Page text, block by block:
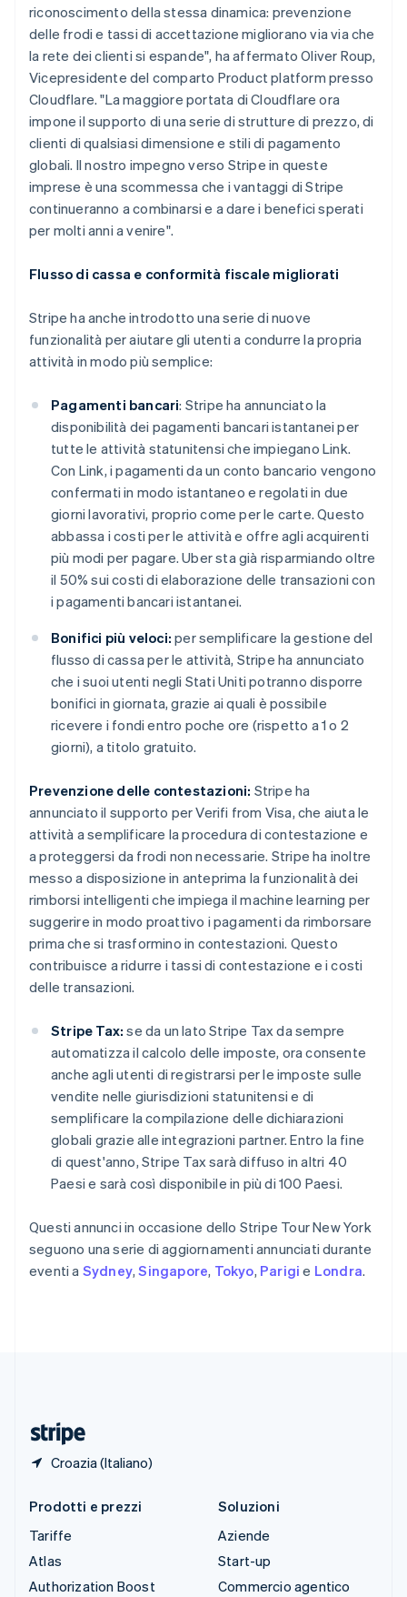
riconoscimento della stessa dinamica: prevenzione
delle frodi e tassi di accettazione migliorano via via che
la rete dei clienti si espande", ha affermato Oliver Roup,
Vicepresidente del comparto Product platform presso
Cloudflare. "La maggiore portata di Cloudflare ora
impone il supporto di una serie di strutture di prezzo, di
clienti di qualsiasi dimensione e stili di pagamento
globali. Il nostro impegno verso Stripe in queste
imprese è una scommessa che i vantaggi di Stripe
continueranno a combinarsi e a dare i benefici sperati
per molti anni a venire".
Flusso di cassa e conformità fiscale migliorati
Stripe ha anche introdotto una serie di nuove
funzionalità per aiutare gli utenti a condurre la propria
attività in modo più semplice:
Pagamenti bancari: Stripe ha annunciato la
disponibilità dei pagamenti bancari istantanei per
tutte le attività statunitensi che impiegano Link.
Con Link, i pagamenti da un conto bancario vengono
confermati in modo istantaneo e regolati in due
giorni lavorativi, proprio come per le carte. Questo
abbassa i costi per le attività e offre agli acquirenti
più modi per pagare. Uber sta già risparmiando oltre
il 50% sui costi di elaborazione delle transazioni con
i pagamenti bancari istantanei.
Bonifici più veloci: per semplificare la gestione del
flusso di cassa per le attività, Stripe ha annunciato
che i suoi utenti negli Stati Uniti potranno disporre
bonifici in giornata, grazie ai quali è possibile
ricevere i fondi entro poche ore (rispetto a 1 o 2
giorni), a titolo gratuito.
Prevenzione delle contestazioni: Stripe ha
annunciato il supporto per Verifi from Visa, che aiuta le
attività a semplificare la procedura di contestazione e
a proteggersi da frodi non necessarie. Stripe ha inoltre
messo a disposizione in anteprima la funzionalità dei
rimborsi intelligenti che impiega il machine learning per
suggerire in modo proattivo i pagamenti da rimborsare
prima che si trasformino in contestazioni. Questo
contribuisce a ridurre i tassi di contestazione e i costi
delle transazioni.
Stripe Tax: se da un lato Stripe Tax da sempre
automatizza il calcolo delle imposte, ora consente
anche agli utenti di registrarsi per le imposte sulle
vendite nelle giurisdizioni statunitensi e di
semplificare la compilazione delle dichiarazioni
globali grazie alle integrazioni partner. Entro la fine
di quest'anno, Stripe Tax sarà diffuso in altri 40
Paesi e sarà così disponibile in più di 100 Paesi.
Questi annunci in occasione dello Stripe Tour New York
seguono una serie di aggiornamenti annunciati durante
eventi a Sydney,Singapore, Tokyo, Parigi e Londra.
Croazia (Italiano)
English
Croazia
English Italiano
Danimarca
English
Emirati Arabi Uniti
English
Estonia
English
Finlandia
EnglishSvenska
Francia
Français English
DeutschEnglish
日本語 English
Gibilterra
English
Grecia
India
English
Irlanda
English
Italia
ItalianoEnglish
Lettonia
English
Liechtenstein
DeutschEnglish
Lituania
English
Lussemburgo
FrançaisDeutschEnglish
Malaysia
English简体中文
Malta
English
Messico
Español English
English
Nuova Zelanda
English
Paesi Bassi
Nederlands English
Polonia
English
Portogallo
PortuguêsEnglish
RAS di Hong Kong, Cina
English 简体中文
Regno Unito
Repubblica Ceca
English
Romania
English
Singapore
English简体中文
Slovacchia
English
Slovenia
Spagna
EspañolEnglish
Stati Uniti
EnglishEspañol简体中文
Prodotti e prezzi
Tariffe
Atlas
Authorization Boost
Soluzioni
Aziende
Start-up
Commercio agentico